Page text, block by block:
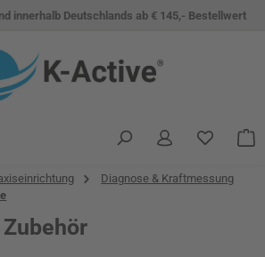
innerhalb Deutschlands ab € 145,- Bestellwert
Du
Diagnose & Kraftmessung